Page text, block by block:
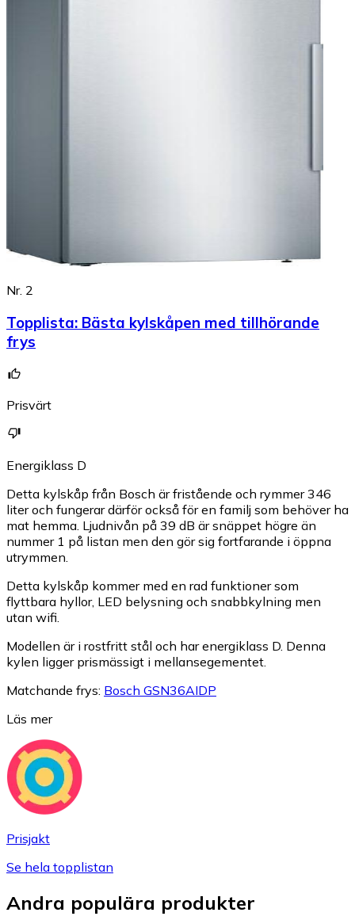
Nr. 2
Topplista: Bästa kylskåpen med tillhörande
frys
Prisvärt
Energiklass D
Detta kylskåp från Bosch är fristående och rymmer 346
liter och fungerar därför också för en familj som behöver ha
mat hemma. Ljudnivån på 39 dB är snäppet högre än
nummer 1 på listan men den gör sig fortfarande i öppna
utrymmen.
Detta kylskåp kommer med en rad funktioner som
flyttbara hyllor, LED belysning och snabbkylning men
utan wifi.
Modellen är i rostfritt stål och har energiklass D. Denna
kylen ligger prismässigt i mellansegementet.
Matchande frys: Bosch GSN36AIDP
Läs mer
Prisjakt
Se hela topplistan
Andra populära produkter